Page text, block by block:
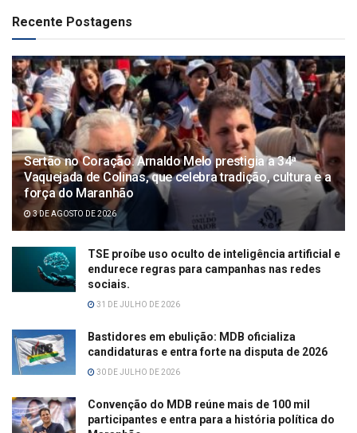
Recente Postagens
Sertão no Coração: Arnaldo Melo prestigia a 34ª
Vaquejada de Colinas, que celebra tradição, cultura e a
força do Maranhão
3 DE AGOSTO DE 2026
TSE proíbe uso oculto de inteligência artificial e
endurece regras para campanhas nas redes
sociais.
31 DE JULHO DE 2026
Bastidores em ebulição: MDB oficializa
candidaturas e entra forte na disputa de 2026
30 DE JULHO DE 2026
Convenção do MDB reúne mais de 100 mil
participantes e entra para a história política do